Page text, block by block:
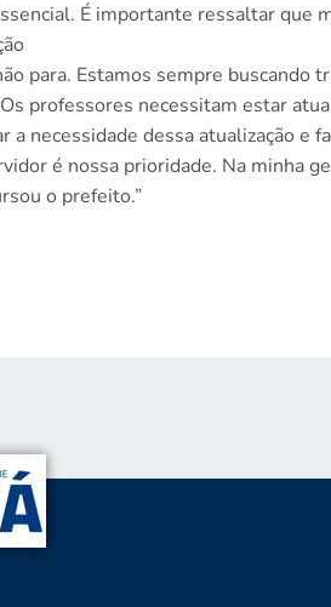
É importante ressaltar que
para. Estamos sempre buscando
professores necessitam estar
necessidade dessa atualização e
é nossa prioridade. Na minha
o prefeito.”